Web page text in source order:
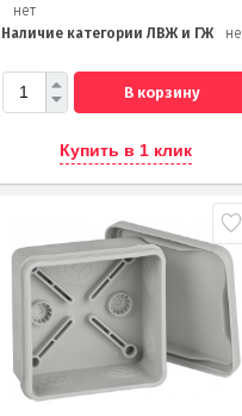
нет
Наличие категории ЛВЖ и ГЖ
В корзину
Купить в 1 клик